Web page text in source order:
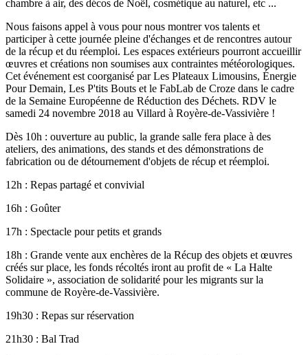
chambre à air, des décos de Noël, cosmétique au naturel, etc ...
Nous faisons appel à vous pour nous montrer vos talents et
participer à cette journée pleine d'échanges et de rencontres autour
de la récup et du réemploi. Les espaces extérieurs pourront accueillir
œuvres et créations non soumises aux contraintes météorologiques.
Cet événement est coorganisé par Les Plateaux Limousins, Énergie
Pour Demain, Les P'tits Bouts et le FabLab de Croze dans le cadre
de la Semaine Européenne de Réduction des Déchets. RDV le
samedi 24 novembre 2018 au Villard à Royère-de-Vassivière !
Dès 10h : ouverture au public, la grande salle fera place à des
ateliers, des animations, des stands et des démonstrations de
fabrication ou de détournement d'objets de récup et réemploi.
12h : Repas partagé et convivial
16h : Goûter
17h : Spectacle pour petits et grands
18h : Grande vente aux enchères de la Récup des objets et œuvres
créés sur place, les fonds récoltés iront au profit de « La Halte
Solidaire », association de solidarité pour les migrants sur la
commune de Royère-de-Vassivière.
19h30 : Repas sur réservation
21h30 : Bal Trad